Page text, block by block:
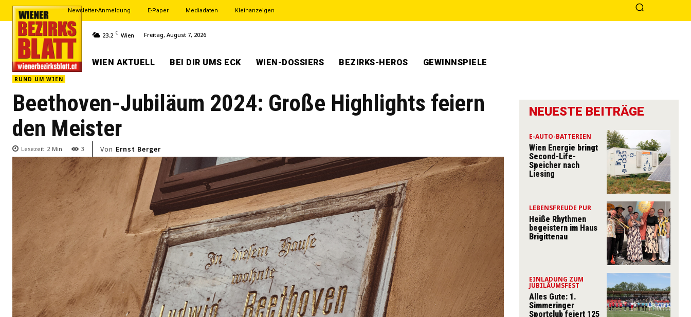
Newsletter-Anmeldung E-Paper Mediadaten Kleinanzeigen
23.2 C Wien Freitag, August 7, 2026
WIEN AKTUELL BEI DIR UMS ECK WIEN-DOSSIERS BEZIRKS-HEROS GEWINNSPIELE
RUND UM WIEN
Beethoven-Jubiläum 2024: Große Highlights feiern
den Meister
Lesezeit: 2 Min. 3 Von Ernst Berger
NEUESTE BEITRÄGE
E-AUTO-BATTERIEN
Wien Energie bringt
Second-Life-
Speicher nach
Liesing
LEBENSFREUDE PUR
Heiße Rhythmen
begeistern im Haus
Brigittenau
EINLADUNG ZUM
JUBILÄUMSFEST
Alles Gute: 1.
Simmeringer
Sportclub feiert 125